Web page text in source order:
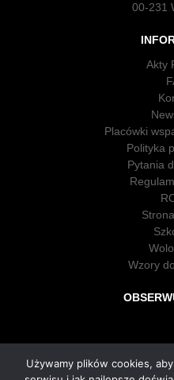
00-231
Akty
Placówki
Polityka
Pytania
Wzory
Używamy plików cookies,